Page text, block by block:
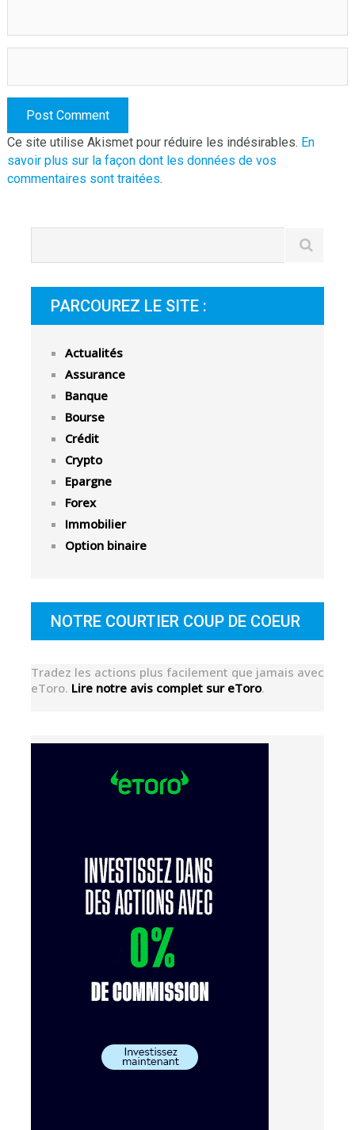
Ce site utilise Akismet pour réduire les indésirables. En
savoir plus sur la façon dont les données de vos
commentaires sont traitées.
PARCOUREZ LE SITE :
Actualités
Assurance
Banque
Bourse
Crédit
Crypto
Epargne
Forex
Immobilier
Option binaire
NOTRE COURTIER COUP DE COEUR
Tradez les actions plus facilement que jamais avec
eToro. Lire notre avis complet sur eToro.